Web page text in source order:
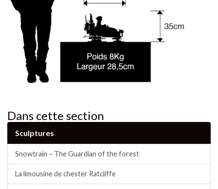
Dans cette section
Sculptures
Snowtrain – The Guardian of the forest
La limousine de chester Ratcliffe